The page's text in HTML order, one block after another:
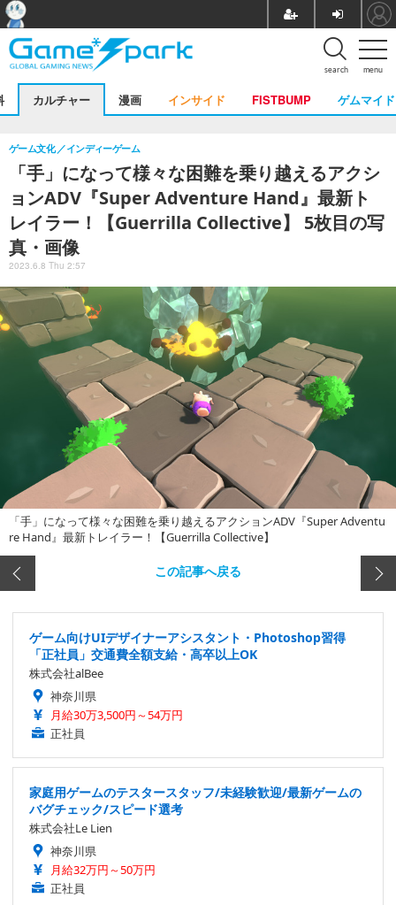
menu
search
カルチャー 漫画 インサイド FISTBUMP ゲムマイド
「手」になって様々な困難を乗り越えるアクシ
ョンADV『Super Adventure Hand』最新ト
レイラー！【Guerrilla Collective】 5枚目の写
真・画像
ゲーム文化 インディーゲーム
2023.6.8 Thu 2:57
「手」になって様々な困難を乗り越えるアクションADV『Super Adventu
re Hand』最新トレイラー！【Guerrilla Collective】
この記事へ戻る
ゲーム向けUIデザイナーアシスタント・Photoshop習得
「正社員」交通費全額支給・高卒以上OK
株式会社alBee
神奈川県
月給30万3,500円～54万円
正社員
家庭用ゲームのテスタースタッフ/未経験歓迎/最新ゲームの
バグチェック/スピード選考
株式会社Le Lien
神奈川県
月給32万円～50万円
正社員